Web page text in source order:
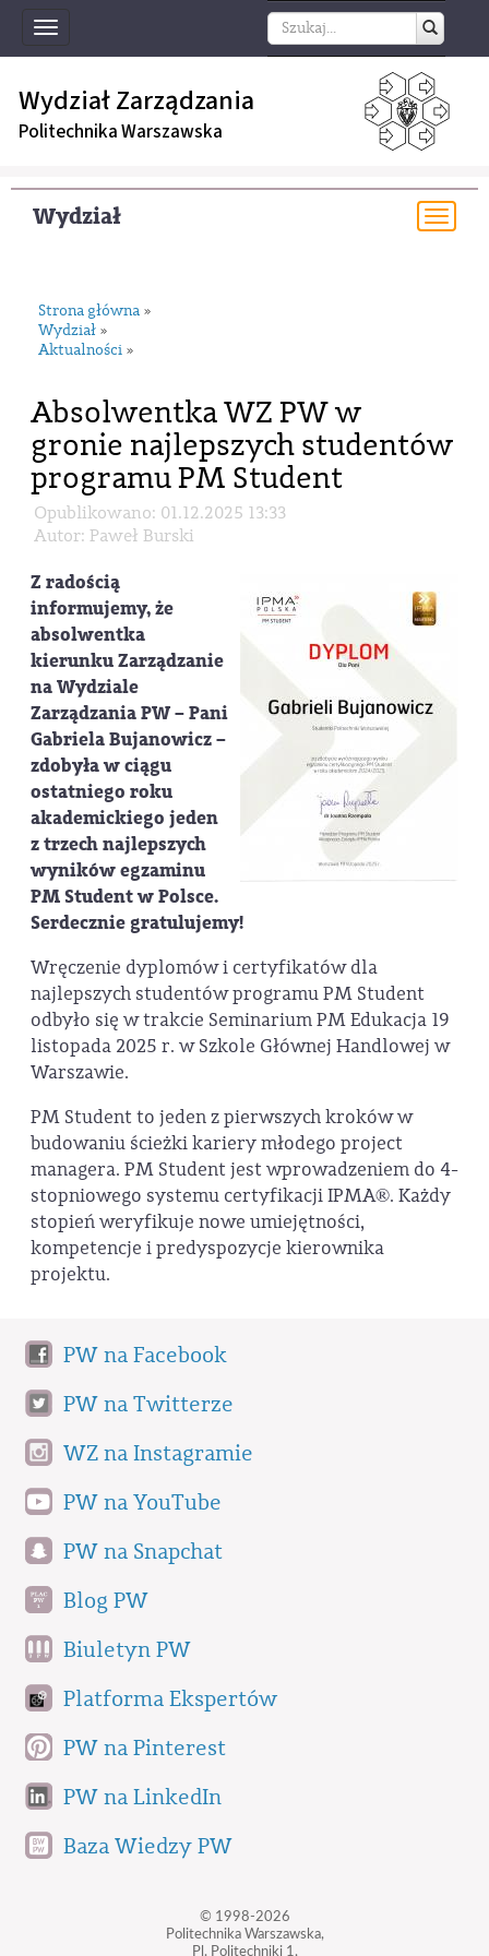
Toggle
navigation
Wydział Zarządzania
Politechnika Warszawska
Wydział
Strona główna »
Wydział »
Aktualności »
Absolwentka WZ PW w
gronie najlepszych studentów
programu PM Student
Opublikowano: 01.12.2025 13:33
Autor: Paweł Burski
Z radością
informujemy, że
absolwentka
kierunku Zarządzanie
na Wydziale
Zarządzania PW – Pani
Gabriela Bujanowicz–
zdobyła w ciągu
ostatniego roku
akademickiego jeden
z trzech najlepszych
wyników egzaminu
PM Student w Polsce.
Serdecznie gratulujemy!
Wręczenie dyplomów i certyfikatów dla
najlepszych studentów programu PM Student
odbyło się w trakcie Seminarium PM Edukacja 19
listopada 2025 r. w Szkole Głównej Handlowej w
Warszawie.
PM Student to jeden z pierwszych kroków w
budowaniu ścieżki kariery młodego project
managera. PM Student jest wprowadzeniem do 4-
stopniowego systemu certyfikacji IPMA®. Każdy
stopień weryfikuje nowe umiejętności,
kompetencje i predyspozycje kierownika
projektu.
PW na Facebook
PW na Twitterze
WZ na Instagramie
PW na YouTube
PW na Snapchat
Blog PW
Biuletyn PW
Platforma Ekspertów
PW na Pinterest
PW na LinkedIn
Baza Wiedzy PW
© 1998-2026
Politechnika Warszawska,
Pl. Politechniki 1,